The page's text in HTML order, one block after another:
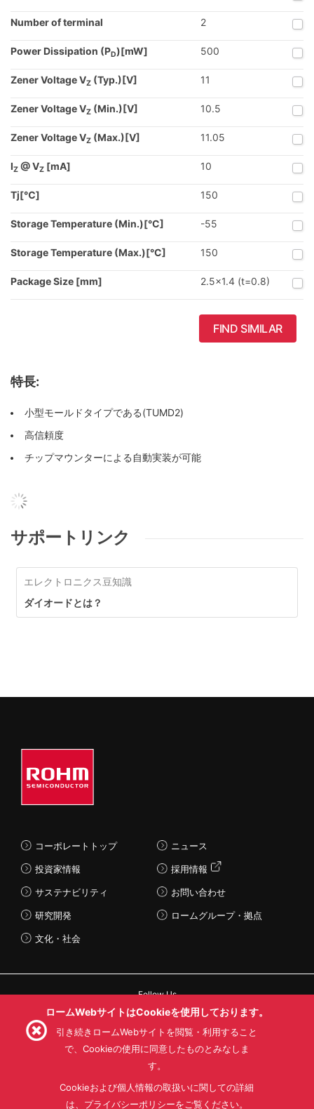
Number of terminal 2
Power Dissipation (PD)[mW] 500
Zener Voltage VZ (Typ.)[V] 11
Zener Voltage VZ (Min.)[V] 10.5
Zener Voltage VZ (Max.)[V] 11.05
IZ @ VZ [mA] 10
Tj[℃] 150
Storage Temperature (Min.)[°C] -55
Storage Temperature (Max.)[°C] 150
Package Size [mm] 2.5x1.4 (t=0.8)
FIND SIMILAR
特長:
小型モールドタイプである(TUMD2)
高信頼度
チップマウンターによる自動実装が可能
サポートリンク
エレクトロニクス豆知識
ダイオードとは？
コーポレートトップ
投資家情報
サステナビリティ
研究開発
文化・社会
ニュース
採用情報
お問い合わせ
ロームグループ・拠点
Follow Us
利用目的
プライバシーポリシー
サイトマップ
ローム製品の販売に関する標準契約条件書(PDF)
ロームWebサイトはCookieを使用しております。
引き続きロームWebサイトを閲覧・利用すること
で、Cookieの使用に同意したものとみなしま
す。
Cookieおよび個人情報の取扱いに関しての詳細
は、プライバシーポリシーをご覧ください。